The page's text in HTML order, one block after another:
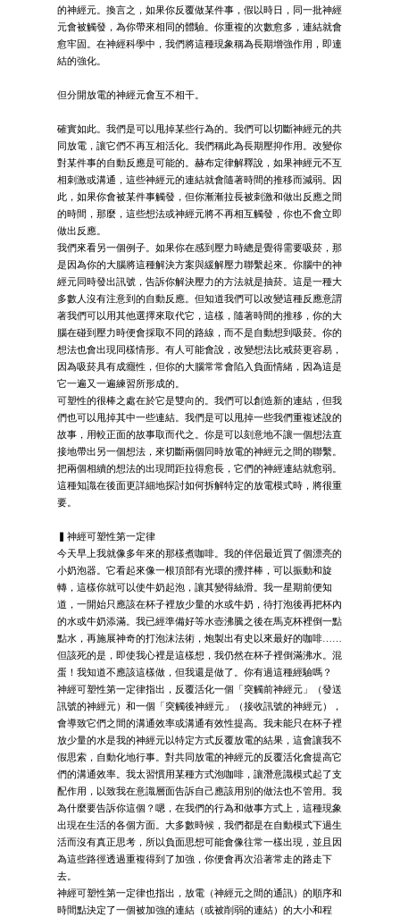
的神經元。換言之，如果你反覆做某件事，假以時日，同一批神經
元會被觸發，為你帶來相同的體驗。你重複的次數愈多，連結就會
愈牢固。在神經科學中，我們將這種現象稱為長期增強作用，即連
結的強化。
但分開放電的神經元會互不相干。
確實如此。我們是可以甩掉某些行為的。我們可以切斷神經元的共
同放電，讓它們不再互相活化。我們稱此為長期壓抑作用。改變你
對某件事的自動反應是可能的。赫布定律解釋說，如果神經元不互
相刺激或溝通，這些神經元的連結就會隨著時間的推移而減弱。因
此，如果你會被某件事觸發，但你漸漸拉長被刺激和做出反應之間
的時間，那麼，這些想法或神經元將不再相互觸發，你也不會立即
做出反應。
我們來看另一個例子。如果你在感到壓力時總是覺得需要吸菸，那
是因為你的大腦將這種解決方案與緩解壓力聯繫起來。你腦中的神
經元同時發出訊號，告訴你解決壓力的方法就是抽菸。這是一種大
多數人沒有注意到的自動反應。但知道我們可以改變這種反應意謂
著我們可以用其他選擇來取代它，這樣，隨著時間的推移，你的大
腦在碰到壓力時便會採取不同的路線，而不是自動想到吸菸。你的
想法也會出現同樣情形。有人可能會說，改變想法比戒菸更容易，
因為吸菸具有成癮性，但你的大腦常常會陷入負面情緒，因為這是
它一遍又一遍練習所形成的。
可塑性的很棒之處在於它是雙向的。我們可以創造新的連結，但我
們也可以甩掉其中一些連結。我們是可以甩掉一些我們重複述說的
故事，用較正面的故事取而代之。你是可以刻意地不讓一個想法直
接地帶出另一個想法，來切斷兩個同時放電的神經元之間的聯繫。
把兩個相續的想法的出現間距拉得愈長，它們的神經連結就愈弱。
這種知識在後面更詳細地探討如何拆解特定的放電模式時，將很重
要。
▍神經可塑性第一定律
今天早上我就像多年來的那樣煮咖啡。我的伴侶最近買了個漂亮的
小奶泡器。它看起來像一根頂部有光環的攪拌棒，可以振動和旋
轉，這樣你就可以使牛奶起泡，讓其變得絲滑。我一星期前便知
道，一開始只應該在杯子裡放少量的水或牛奶，待打泡後再把杯內
的水或牛奶添滿。我已經準備好等水壺沸騰之後在馬克杯裡倒一點
點水，再施展神奇的打泡沫法術，炮製出有史以來最好的咖啡……
但該死的是，即使我心裡是這樣想，我仍然在杯子裡倒滿沸水。混
蛋！我知道不應該這樣做，但我還是做了。你有過這種經驗嗎？
神經可塑性第一定律指出，反覆活化一個「突觸前神經元」（發送
訊號的神經元）和一個「突觸後神經元」（接收訊號的神經元），
會導致它們之間的溝通效率或溝通有效性提高。我未能只在杯子裡
放少量的水是我的神經元以特定方式反覆放電的結果，這會讓我不
假思索，自動化地行事。對共同放電的神經元的反覆活化會提高它
們的溝通效率。我太習慣用某種方式泡咖啡，讓潛意識模式起了支
配作用，以致我在意識層面告訴自己應該用別的做法也不管用。我
為什麼要告訴你這個？嗯，在我們的行為和做事方式上，這種現象
出現在生活的各個方面。大多數時候，我們都是在自動模式下過生
活而沒有真正思考，所以負面思想可能會像往常一樣出現，並且因
為這些路徑透過重複得到了加強，你便會再次沿著常走的路走下
去。
神經可塑性第一定律也指出，放電（神經元之間的通訊）的順序和
時間點決定了一個被加強的連結（或被削弱的連結）的大小和程